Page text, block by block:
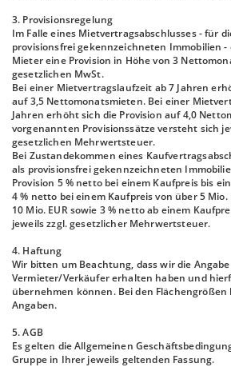
3. Provisionsregelung
Im Falle eines Mietvertragsabschlusses - für
provisionsfrei gekennzeichneten Immobilien
Mieter eine Provision in Höhe von 3
gesetzlichen MwSt.
Bei einer Mietvertragslaufzeit ab 7 Jahren
auf 3,5 Nettomonatsmieten. Bei einer
Jahren erhöht sich die Provision auf 4,0
vorgenannten Provisionssätze versteht sich
gesetzlichen Mehrwertsteuer.
Bei Zustandekommen eines
als provisionsfrei gekennzeichneten
Provision 5 % netto bei einem Kaufpreis bis
4 % netto bei einem Kaufpreis von über 5 Mio.
10 Mio. EUR sowie 3 % netto ab einem
jeweils zzgl. gesetzlicher Mehrwertsteuer.
4. Haftung
Wir bitten um Beachtung, dass wir die
Vermieter/Verkäufer erhalten haben und
übernehmen können. Bei den Flächengrößen
Angaben.
5. AGB
Es gelten die Allgemeinen
Gruppe in Ihrer jeweils geltenden Fassung.